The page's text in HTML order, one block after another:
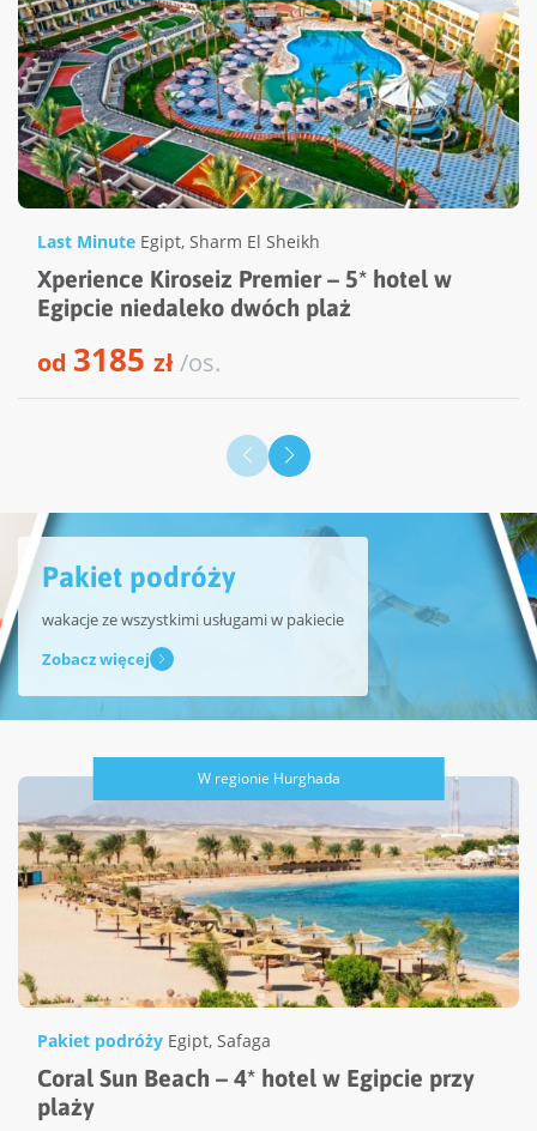
Last Minute Egipt, Sharm El Sheikh
Xperience Kiroseiz Premier – 5* hotel w
Egipcie niedaleko dwóch plaż
od 3185 zł/os.
Pakiet podróży
wakacje ze wszystkimi usługami w pakiecie
Zobacz więcej
W regionie Hurghada
Pakiet podróży Egipt, Safaga
Coral Sun Beach – 4* hotel w Egipcie przy
plaży